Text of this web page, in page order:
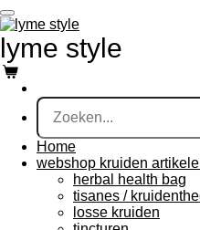
Ga
direct
naar
de
hoofdinhoud
lyme style
Home
webshop kruiden
herbal health bag
tisanes /
losse kruiden